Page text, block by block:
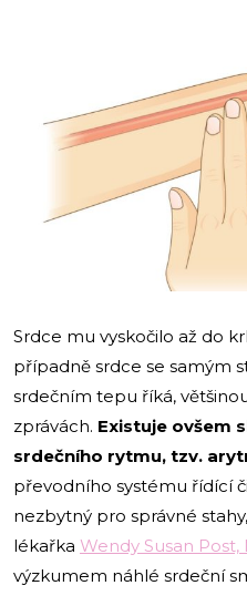
Srdce mu vyskočilo až do
případně srdce se samým
srdečním tepu říká,
zprávách. Existuje ovšem
srdečního rytmu, tzv.
převodního systému řídící
nezbytný pro správné
lékařka Wendy Susan Post,
výzkumem náhlé srdeční